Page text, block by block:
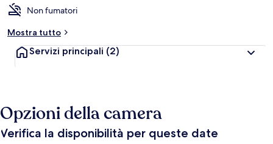
Non fumatori
Mostra tutto
Servizi principali (2)
Opzioni della camera
Verifica la disponibilità per queste date